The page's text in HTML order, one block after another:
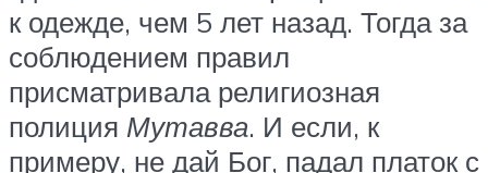
к одежде, чем 5 лет назад. Тогда за
соблюдением правил
присматривала религиозная
полиция Мутавва. И если, к
примеру, не дай Бог, падал платок с